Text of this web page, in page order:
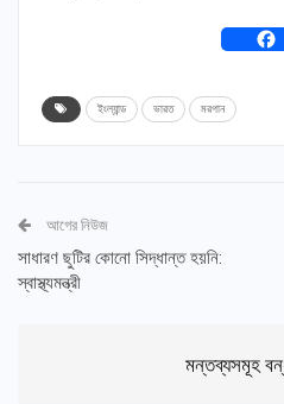
ইংল্যান্ড ভারত মরগান
আগের নিউজ
সাধারণ ছুটির কোনো সিদ্ধান্ত হয়নি:
স্বাস্থ্যমন্ত্রী
মন্তব্যসমূহ